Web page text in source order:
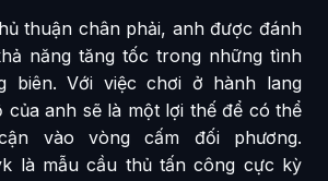
thuận chân phải, anh được đánh
năng tăng tốc trong những tình
biên. Với việc chơi ở hành lang
của anh sẽ là một lợi thế để có thể
vào vòng cấm đối phương.
là mẫu cầu thủ tấn công cực kỳ